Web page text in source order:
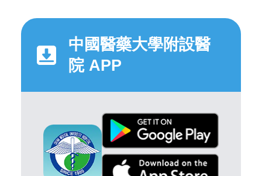
中國醫藥大學附設醫
院 APP